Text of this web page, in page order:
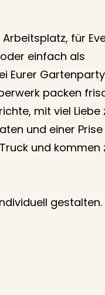
für
einfach als
Eurer
packen
mit viel Liebe
und einer Prise
und kommen
gestalten.​